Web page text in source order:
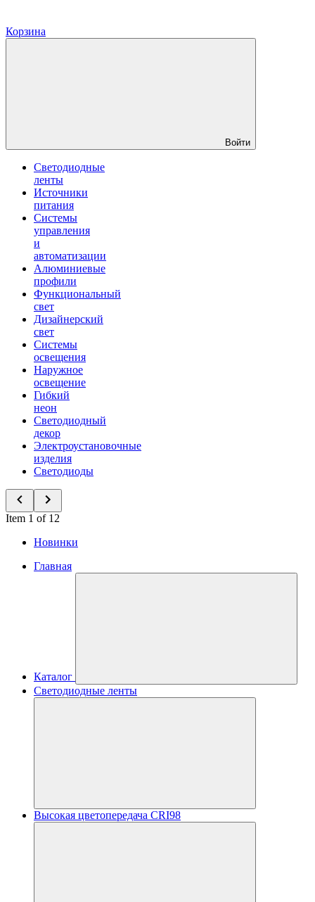
Корзина
Войти
Светодиодные
ленты
Источники
питания
Системы
управления
и
автоматизации
Алюминиевые
профили
Функциональный
свет
Дизайнерский
свет
Системы
освещения
Наружное
освещение
Гибкий
неон
Светодиодный
декор
Электроустановочные
изделия
Светодиоды
Item 1 of 12
Новинки
Главная
Каталог
Светодиодные ленты
Высокая цветопередача CRI98